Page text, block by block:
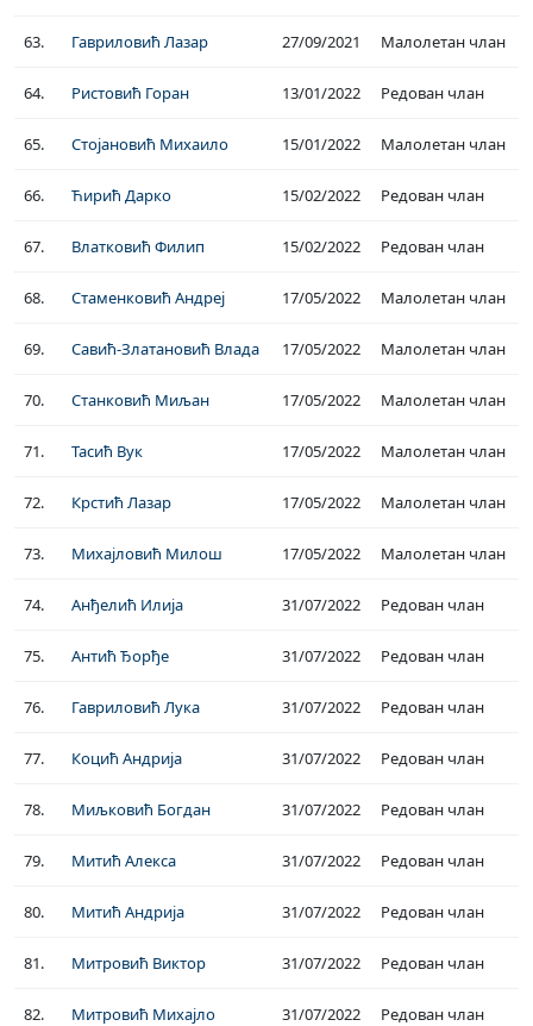
63. Гавриловић Лазар 27/09/2021 Малолетан члан
64. Ристовић Горан 13/01/2022 Редован члан
65. Стојановић Михаило 15/01/2022 Малолетан члан
66. Ћирић Дарко 15/02/2022 Редован члан
67. Влатковић Филип 15/02/2022 Редован члан
68. Стаменковић Андреј 17/05/2022 Малолетан члан
69. Савић-Златановић Влада 17/05/2022 Малолетан члан
70. Станковић Миљан 17/05/2022 Малолетан члан
71. Тасић Вук 17/05/2022 Малолетан члан
72. Крстић Лазар 17/05/2022 Малолетан члан
73. Михајловић Милош 17/05/2022 Малолетан члан
74. Анђелић Илија 31/07/2022 Редован члан
75. Антић Ђорђе 31/07/2022 Редован члан
76. Гавриловић Лука 31/07/2022 Редован члан
77. Коцић Андрија 31/07/2022 Редован члан
78. Миљковић Богдан 31/07/2022 Редован члан
79. Митић Алекса 31/07/2022 Редован члан
80. Митић Андрија 31/07/2022 Редован члан
81. Митровић Виктор 31/07/2022 Редован члан
82. Митровић Михајло 31/07/2022 Редован члан